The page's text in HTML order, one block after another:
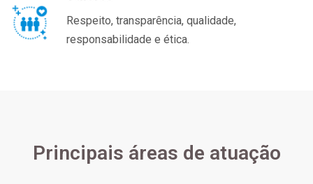
Respeito, transparência, qualidade,
responsabilidade e ética.
Principais áreas de atuação